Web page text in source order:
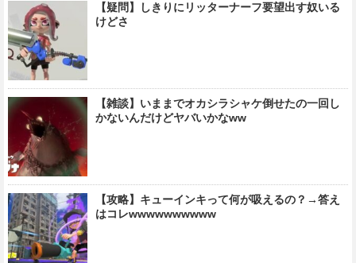
【疑問】しきりにリッターナーフ要望出す奴いる
けどさ
【雑談】いままでオカシラシャケ倒せたの一回し
かないんだけどヤバいかなww
【攻略】キューインキって何が吸えるの？→答え
はコレwwwwwwwwww